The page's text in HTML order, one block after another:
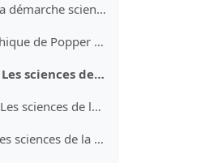
Vidéo 2) 1.2 La démarche scientifique
Texte biographique de Popper partagé pour exercice pendant cours
Séance 3) 1.3 Les sciences de la communication : entre explication et compréhension
Diapos 3) 1.3 Les sciences de la communication - entre explication et compréhension
Vidéo 3) 1.3 Les sciences de la communication : entre explication et compréhension